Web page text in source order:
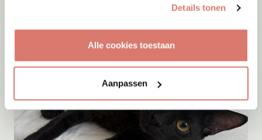
Details tonen
Alle cookies toestaan
Aanpassen